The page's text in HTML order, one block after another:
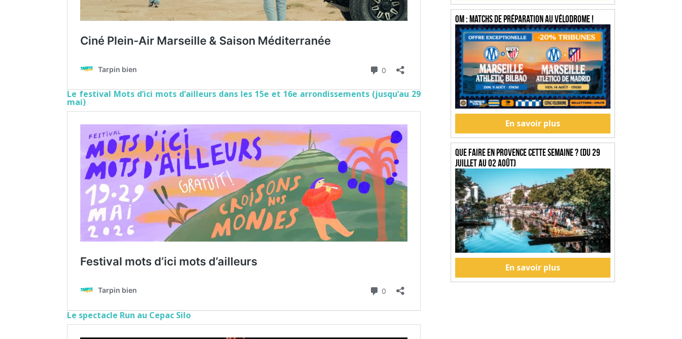
Le festival Mots d’ici mots d’ailleurs dans les 15e et 16e arrondissements (jusqu’au 29
mai)
Le spectacle Run au Cepac Silo
OM : Matchs de préparation au Vélodrome !
En savoir plus
Que faire en Provence cette semaine ? (du 29
juillet au 02 août)
En savoir plus